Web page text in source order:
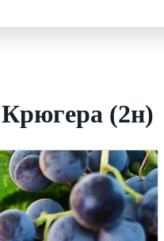
(2н)